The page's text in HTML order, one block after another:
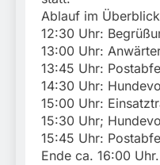
Ablauf im
12:30 Uhr:
13:00 Uhr:
13:45 Uhr:
14:30 Uhr:
15:00 Uhr:
15:30 Uhr;
15:45 Uhr:
Ende ca. 16:00 Uhr.